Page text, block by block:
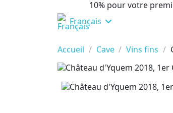
10% pour votre
Français
Accueil
Cave Vins fins